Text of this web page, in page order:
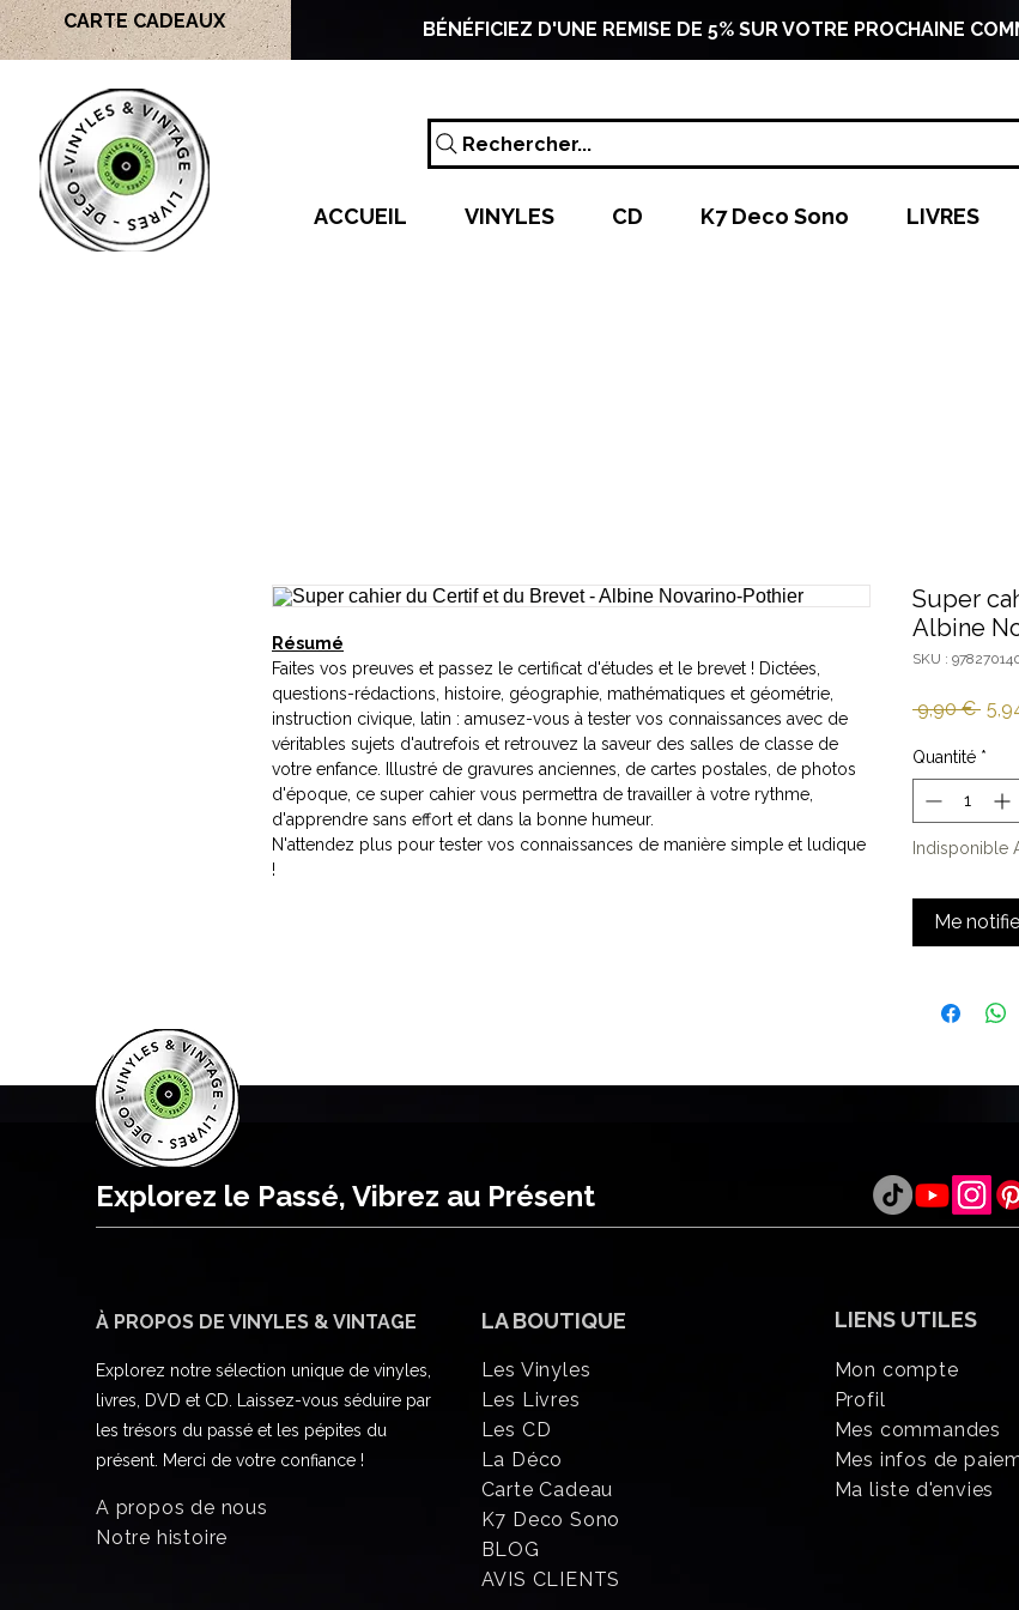
CARTE CADEAUX BÉNÉFICIEZ D'UNE REMISE DE 5% SUR VOTRE PROCHAINE
Rechercher...
ACCUEIL VINYLES CD K7 Deco Sono LIVRES
Résumé
Faites vos preuves et passez le certificat d'études et le brevet ! Dictées,
questions-rédactions, histoire, géographie, mathématiques et géométrie,
instruction civique, latin : amusez-vous à tester vos connaissances avec de
véritables sujets d'autrefois et retrouvez la saveur des salles de classe de
votre enfance. Illustré de gravures anciennes, de cartes postales, de photos
d'époque, ce super cahier vous permettra de travailler à votre rythme,
d'apprendre sans effort et dans la bonne humeur.
N'attendez plus pour tester vos connaissances de manière simple et ludique
!
Super
Albine
SKU :
9,90 € Prix
Quantité *
Indisponible
Me
Explorez le Passé, Vibrez au Présent
À PROPOS DE VINYLES & VINTAGE
Explorez notre sélection unique de vinyles,
livres, DVD et CD. Laissez-vous séduire par
les trésors du passé et les pépites du
présent. Merci de votre confiance !
A propos de nous
Notre histoire
LA BOUTIQUE
Les Vinyles
Les Livres
Les CD
La Déco
Carte Cadeau
K7 Deco Sono
BLOG
AVIS CLIENTS
LIENS UTILES
Mon compte
Profil
Mes commandes
Mes infos de
Ma liste d'envies